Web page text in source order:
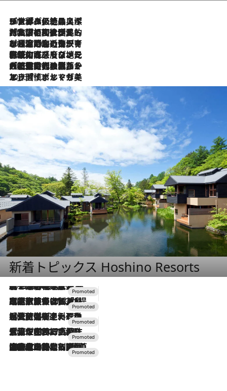
2026.8.8
リスボンの絶品スイーツ「パステル・デ・ナタ」とは？ポルトガル伝統の奥深い世界へ
2026.7.27
「私の祖国はポルトガル語です」国民的詩人フェルナンド・ペソアと、彼が愛した文学の街を歩く
2026.7.26
ポルトガル近海が育む極上の海の幸。キリリと冷えた白ワインと愉しむ、シーフード専門店の贅沢
2026.7.22
伝統の味をモダンに昇華。高感度な地元客が集う、リスボンの最旬ガストロノミー
2026.7.21
大航海時代の栄華から、震災、独裁、そして革命へ。ポルトガル・首都リスボンの石畳に刻まれた「歴史の光と影」
2026.7.13
エッセイ・ヤマザキマリ「慎ましくも美しき国 ポルトガル」
新着トピックス Hoshino Resorts
2026.8.7
【トンボの足水浴】ヒノキの香りに包まれて涼感マックス！約13℃の湧水かけ流しを避暑地「星野温泉 トンボの湯」で体験
2026.7.31
【ホテル帰省】という選択肢をOMOが提案。家族とほどよい距離を保つには「昼は実家、夜は気兼ねなくホテルで！」
2026.7.24
【夏限定ディナーコース】旬を迎える稚鮎や花ズッキーニなどをイタリア・トスカーナの郷土料理の手法で満喫！
2026.7.17
「土佐和ハーブかき氷」がOMO7高知に登場！生姜、山椒、大葉など目にも舌にも涼を呼ぶ郷土の味
2026.7.10
NEW OPEN！【界 草津】名湯の地に誕生。趣の異なる2種の温泉と上州ならではの会席・蕎麦割烹など美食を味わう究極の癒やし旅